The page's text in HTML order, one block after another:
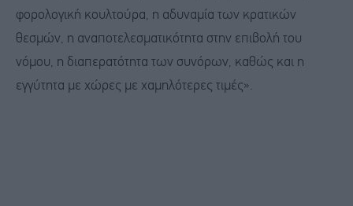
φορολογική κουλτούρα, η αδυναμία των κρατικών
θεσμών, η αναποτελεσματικότητα στην επιβολή του
νόμου, η διαπερατότητα των συνόρων, καθώς και η
εγγύτητα με χώρες με χαμηλότερες τιμές».